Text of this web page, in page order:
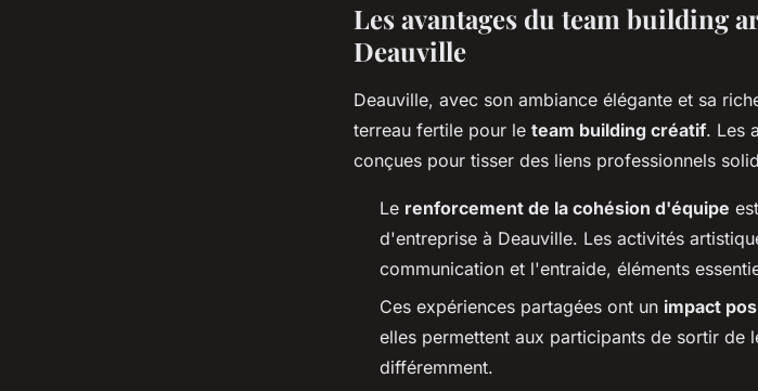
Les avantages du team building
Deauville
Deauville, avec son ambiance élégante et sa
terreau fertile pour le team building créatif. Les
conçues pour tisser des liens professionnels
Le renforcement de la cohésion d'équipe
d'entreprise à Deauville. Les activités
communication et l'entraide, éléments
Ces expériences partagées ont un impact
elles permettent aux participants de sortir de
différemment.